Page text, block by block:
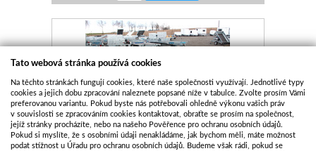
PŘÍVĚS VESTA WOOD 30/2 750KG 2 NÁPRAVY
Tato webová stránka používá cookies
Na těchto stránkách fungují cookies, které naše společnosti využívají. Jednotlivé typy
cookies a jejich dobu zpracování naleznete popsané níže v tabulce. Zvolte prosím Vámi
preferovanou variantu. Pokud byste nás potřebovali ohledně výkonu vašich práv
v souvislosti se zpracováním cookies kontaktovat, obraťte se prosím na společnost,
jejíž stránky procházíte, nebo na našeho Pověřence pro ochranu osobních údajů.
Pokud si myslíte, že s osobními údaji nenakládáme, jak bychom měli, máte možnost
podat stížnost u Úřadu pro ochranu osobních údajů. Budeme však rádi, pokud se